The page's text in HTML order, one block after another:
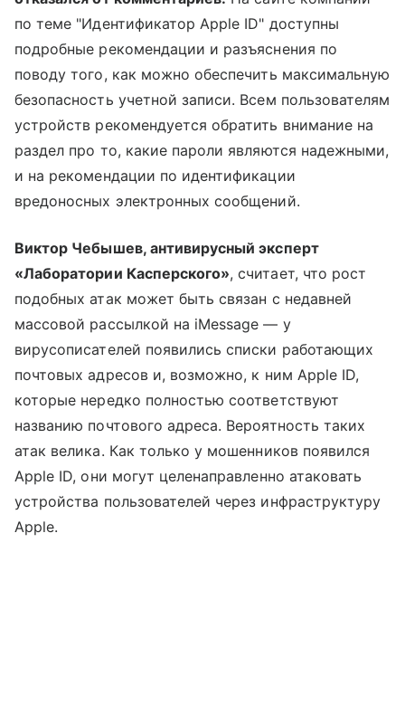
по теме "Идентификатор Apple ID" доступны
подробные рекомендации и разъяснения по
поводу того, как можно обеспечить максимальную
безопасность учетной записи. Всем пользователям
устройств рекомендуется обратить внимание на
раздел про то, какие пароли являются надежными,
и на рекомендации по идентификации
вредоносных электронных сообщений.
Виктор Чебышев, антивирусный эксперт
«Лаборатории Касперского», считает, что рост
подобных атак может быть связан с недавней
массовой рассылкой на iMessage — у
вирусописателей появились списки работающих
почтовых адресов и, возможно, к ним Apple ID,
которые нередко полностью соответствуют
названию почтового адреса. Вероятность таких
атак велика. Как только у мошенников появился
Apple ID, они могут целенаправленно атаковать
устройства пользователей через инфраструктуру
Apple.